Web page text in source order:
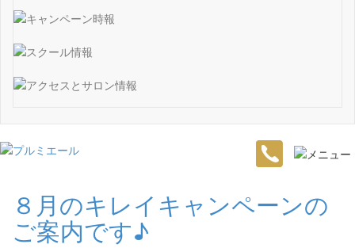
８月のキレイキャンペーンの
ご案内です♪